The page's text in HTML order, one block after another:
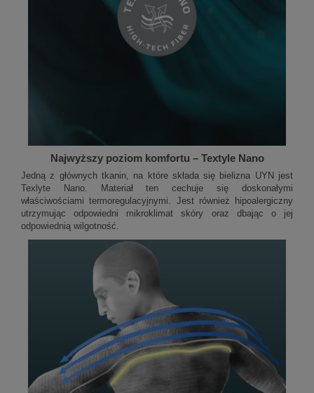
Najwyższy poziom komfortu – Textyle Nano
Jedną z głównych tkanin, na które składa się bielizna UYN jest
Texlyte Nano. Materiał ten cechuje się doskonałymi
właściwościami termoregulacyjnymi. Jest również hipoalergiczny
utrzymując odpowiedni mikroklimat skóry oraz dbając o jej
odpowiednią wilgotność.